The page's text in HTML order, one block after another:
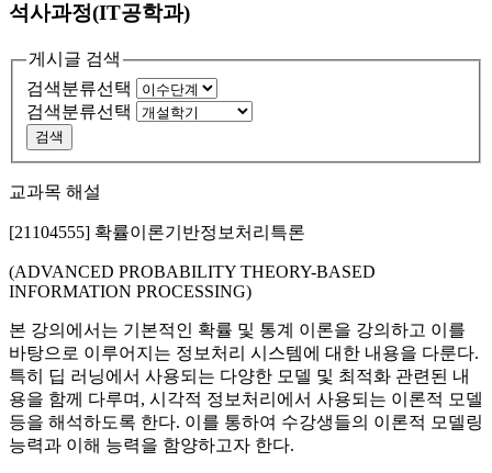
석사과정(IT공학과)
게시글 검색
검색분류선택
검색분류선택
검색
교과목 해설
[21104555] 확률이론기반정보처리특론
(ADVANCED PROBABILITY THEORY-BASED
INFORMATION PROCESSING)
본 강의에서는 기본적인 확률 및 통계 이론을 강의하고 이를
바탕으로 이루어지는 정보처리 시스템에 대한 내용을 다룬다.
특히 딥 러닝에서 사용되는 다양한 모델 및 최적화 관련된 내
용을 함께 다루며, 시각적 정보처리에서 사용되는 이론적 모델
등을 해석하도록 한다. 이를 통하여 수강생들의 이론적 모델링
능력과 이해 능력을 함양하고자 한다.